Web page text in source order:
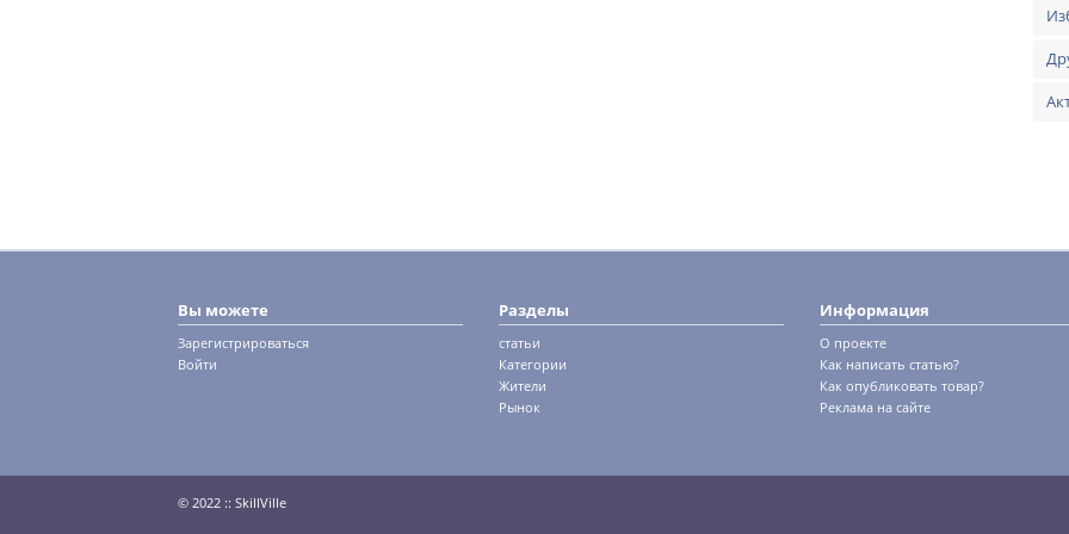
Вы можете
Зарегистрироваться
Войти
Разделы
статьи
Категории
Жители
Рынок
Информация
О проекте
Как написать статью?
Как опубликовать товар?
Реклама на сайте
© 2022 :: SkillVille